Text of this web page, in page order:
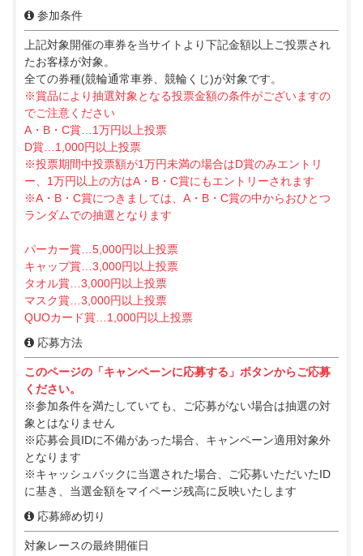
参加条件
上記対象開催の車券を当サイトより下記金額以上ご投票され
たお客様が対象。
全ての券種(競輪通常車券、競輪くじ)が対象です。
※賞品により抽選対象となる投票金額の条件がございますの
でご注意ください
A・B・C賞…1万円以上投票
D賞…1,000円以上投票
※投票期間中投票額が1万円未満の場合はD賞のみエントリ
ー、1万円以上の方はA・B・C賞にもエントリーされます
※A・B・C賞につきましては、A・B・C賞の中からおひとつ
ランダムでの抽選となります
パーカー賞…5,000円以上投票
キャップ賞…3,000円以上投票
タオル賞…3,000円以上投票
マスク賞…3,000円以上投票
QUOカード賞…1,000円以上投票
応募方法
このページの「キャンペーンに応募する」ボタンからご応募
ください。
※参加条件を満たしていても、ご応募がない場合は抽選の対
象とはなりません
※応募会員IDに不備があった場合、キャンペーン適用対象外
となります
※キャッシュバックに当選された場合、ご応募いただいたID
に基き、当選金額をマイページ残高に反映いたします
応募締め切り
対象レースの最終開催日